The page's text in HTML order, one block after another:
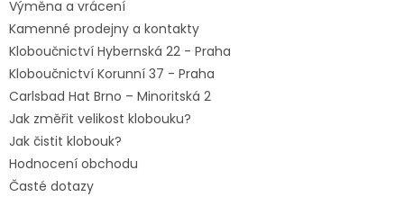
Výměna a vrácení
Kamenné prodejny a kontakty
Kloboučnictví Hybernská 22 - Praha
Kloboučnictví Korunní 37 - Praha
Carlsbad Hat Brno – Minoritská 2
Jak změřit velikost klobouku?
Jak čistit klobouk?
Hodnocení obchodu
Časté dotazy